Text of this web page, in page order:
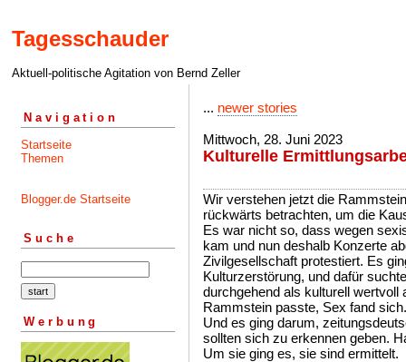
Tagesschauder
Aktuell-politische Agitation von Bernd Zeller
Navigation
Startseite
Themen
Blogger.de Startseite
Suche
Werbung
... newer stories
Mittwoch, 28. Juni 2023
Kulturelle
Wir verstehen jetzt die
rückwärts betrachten, um die
Es war nicht so, dass wegen
kam und nun deshalb Konzerte
Zivilgesellschaft protestiert. Es
Kulturzerstörung, und dafür
durchgehend als kulturell wertvoll
Rammstein passte, Sex fand sich.
Und es ging darum,
sollten sich zu erkennen geben.
Um sie ging es, sie sind ermittelt.